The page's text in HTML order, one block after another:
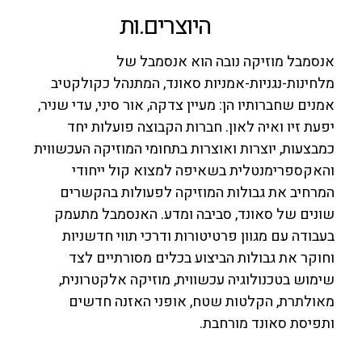
היוצרים.ות
אנסמבל מוזיקה נובה הוא אנסמבל של
מלחינות-נגניות-אמניות סאונד, המתנהל כקולקטיב
אמנים שחברותיו הן: מעיין צדקה, אור סיני, עדי שניר,
יפעת זיו ואיה לאון. חברות הקבוצה פועלות יחד
כמבצעות, יוצרות ואוצרות בתחומי המוזיקה העכשווית
והאקספרימנטלית בשאיפה למצוא קול ייחודי
המרחיב את גבולות המוזיקה לפעולות בהקשרים
שונים של סאונד, סביבה ומדע. האנסמבל מתעמק
בעבודה עם מגוון פרטיטורות ודרכי תווי חדשניות
וחוקר את גבולות הביצוע בכלים מסורתיים לצד
שימוש בטכנולוגיה עכשווית, מוזיקה אלקטרונית,
מאולתרת, הקלטות שטח, אופני האזנה חדשים
ותפיסת סאונד מורחבת.